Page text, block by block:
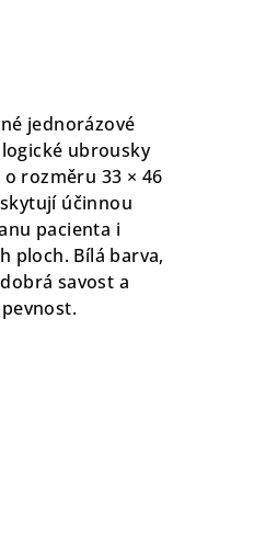
jednorázové
ubrousky
rozměru 33 × 46
účinnou
pacienta i
ploch. Bílá barva,
savost a
pevnost.